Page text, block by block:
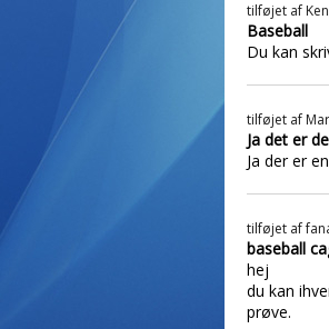
tilføjet af
Baseball
Du kan
tilføjet af
Ja det er
Ja der er
tilføjet af
baseball
hej
du kan
prøve.